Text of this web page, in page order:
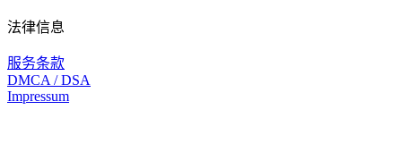
法律信息
服务条款
DMCA / DSA
Impressum